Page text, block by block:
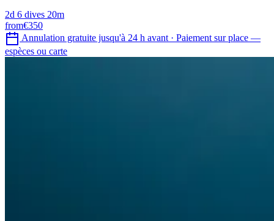
2d 6 dives 20m
from€350
Annulation gratuite jusqu'à 24 h avant · Paiement sur place —
espèces ou carte